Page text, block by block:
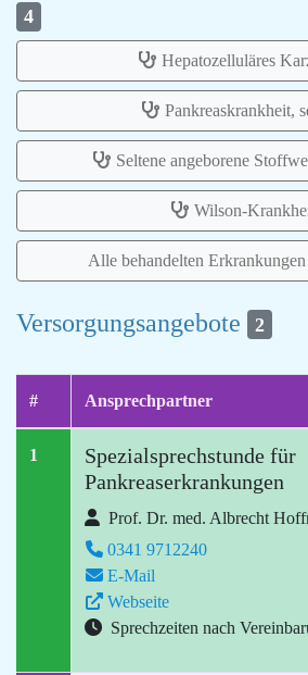
4
Hepatozelluläres
Pankreaskrankheit,
Seltene angeborene
Wilson-
Alle behandelten Erkrankungen
Versorgungsangebote 2
# Ansprechpartner
1
Spezialsprechstunde für
Pankreaserkrankungen
Prof. Dr. med. Albrecht
0341 9712240
E-Mail
Webseite
Sprechzeiten nach